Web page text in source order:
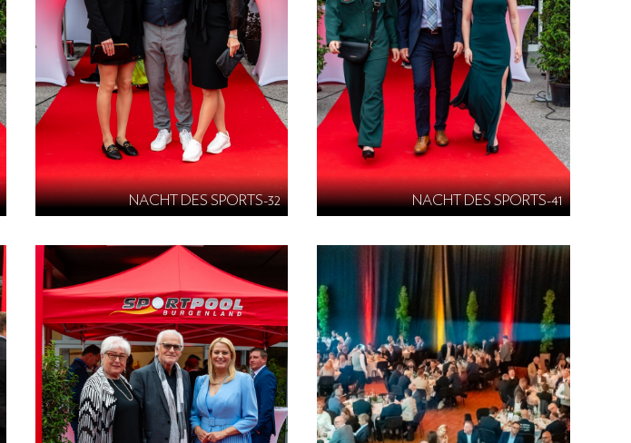
NACHT DES SPORTS-32 NACHT DES SPORTS-41